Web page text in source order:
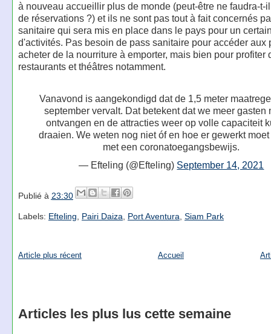
à nouveau accueillir plus de monde (peut-être ne faudra-t-
de réservations ?) et ils ne sont pas tout à fait concernés
sanitaire qui sera mis en place dans le pays pour un
d'activités. Pas besoin de pass sanitaire pour accéder aux
acheter de la nourriture à emporter, mais bien pour profiter
restaurants et théâtres notamment.
Vanavond is aangekondigd dat de 1,5 meter
september vervalt. Dat betekent dat we meer gasten
ontvangen en de attracties weer op volle capaciteit
draaien. We weten nog niet óf en hoe er gewerkt
met een coronatoegangsbewijs.
— Efteling (@Efteling) September 14, 2021
Publié à 23:30
Labels: Efteling Pairi Daiza Port Aventura Siam Park
Article plus récent Accueil
Articles les plus lus cette semaine